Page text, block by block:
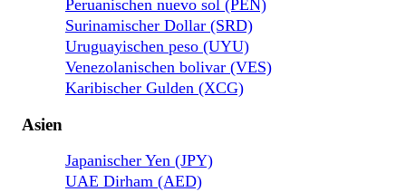
Peruanischen nuevo sol (PEN)
Surinamischer Dollar (SRD)
Uruguayischen peso (UYU)
Venezolanischen bolivar (VES)
Karibischer Gulden (XCG)
Asien
Japanischer Yen (JPY)
UAE Dirham (AED)